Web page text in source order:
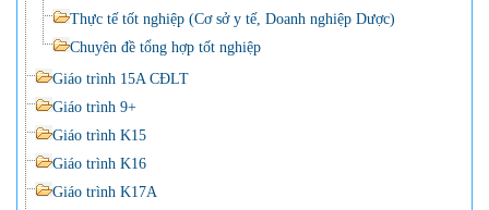
Thực tế tốt nghiệp (Cơ sở y tế, Doanh nghiệp Dược)
Chuyên đề tổng hợp tốt nghiệp
Giáo trình 15A CĐLT
Giáo trình 9+
Giáo trình K15
Giáo trình K16
Giáo trình K17A